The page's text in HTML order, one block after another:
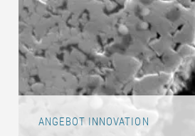
ANGEBOT INNOVATION